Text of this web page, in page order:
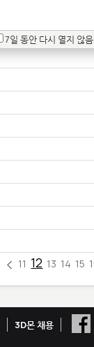
11 12 13 14 15
3D몬 채용
7일 동안 다시 열지 않음